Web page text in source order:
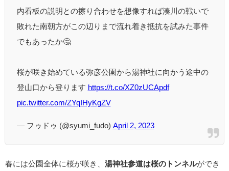
内看板の説明との擦り合わせを想像すれば湊川の戦いで
敗れた南朝方がこの辺りまで流れ着き抵抗を試みた事件
でもあったか🤔
桜が咲き始めている弥彦公園から湯神社に向かう途中の
登山口から登ります https://t.co/XZ0zUCApdf
pic.twitter.com/ZYqIHyKgZV
— フゥドゥ (@syumi_fudo) April 2, 2023
春には公園全体に桜が咲き、 湯神社参道は桜のトンネルができ